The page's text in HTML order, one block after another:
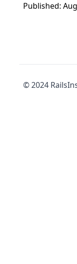
Published:
© 2024